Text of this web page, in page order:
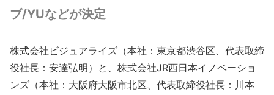
ブ/YUなどが決定
株式会社ビジュアライズ（本社：東京都渋谷区、代表取締
役社長：安達弘明）と、株式会社JR西日本イノベーショ
ンズ（本社：大阪府大阪市北区、代表取締役社長：川本